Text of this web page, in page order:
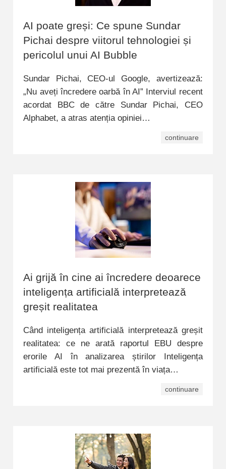
AI poate greși: Ce spune Sundar
Pichai despre viitorul tehnologiei și
pericolul unui AI Bubble
Sundar Pichai, CEO-ul Google, avertizează:
„Nu aveți încredere oarbă în AI” Interviul recent
acordat BBC de către Sundar Pichai, CEO
Alphabet, a atras atenția opiniei…
continuare
Ai grijă în cine ai încredere deoarece
inteligența artificială interpretează
greșit realitatea
Când inteligența artificială interpretează greșit
realitatea: ce ne arată raportul EBU despre
erorile AI în analizarea știrilor Inteligența
artificială este tot mai prezentă în viața…
continuare